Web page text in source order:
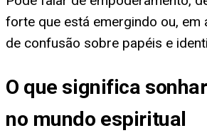
forte que está emergindo ou, em
de confusão sobre papéis e
O que significa
no mundo espiritual